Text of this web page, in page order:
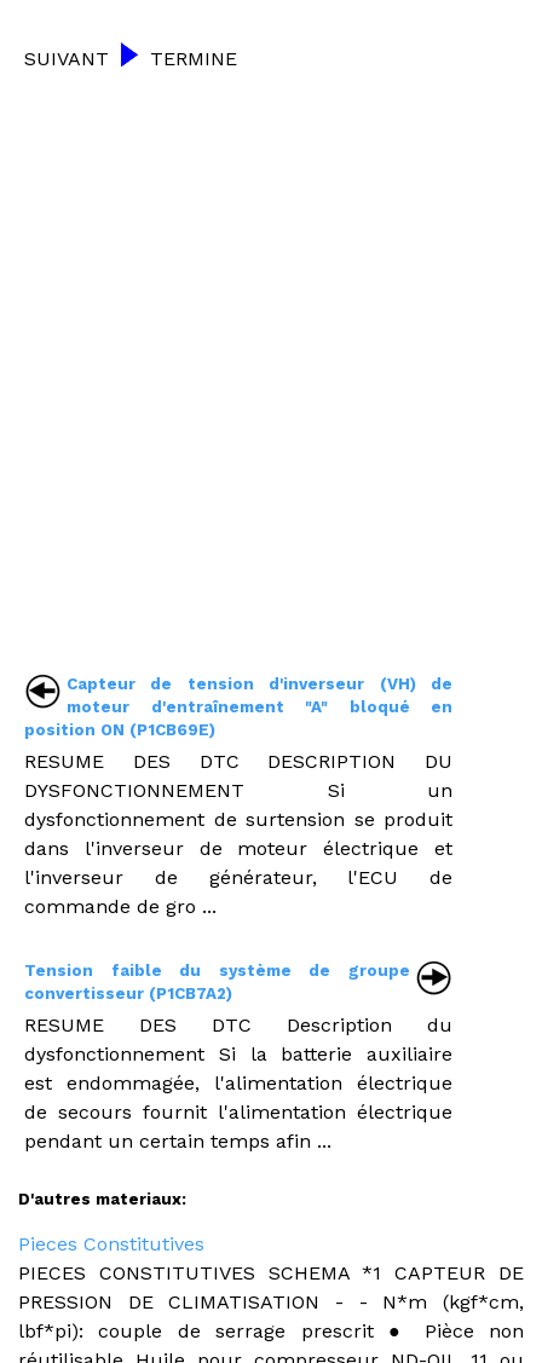
SUIVANT TERMINE
Capteur de tension d'inverseur (VH) de
moteur d'entraînement "A" bloqué en
position ON (P1CB69E)
RESUME DES DTC DESCRIPTION DU
DYSFONCTIONNEMENT Si un
dysfonctionnement de surtension se produit
dans l'inverseur de moteur électrique et
l'inverseur de générateur, l'ECU de
commande de gro ...
Tension faible du système de groupe
convertisseur (P1CB7A2)
RESUME DES DTC Description du
dysfonctionnement Si la batterie auxiliaire
est endommagée, l'alimentation électrique
de secours fournit l'alimentation électrique
pendant un certain temps afin ...
D'autres materiaux:
Pieces Constitutives
PIECES CONSTITUTIVES SCHEMA *1 CAPTEUR DE
PRESSION DE CLIMATISATION - - N*m (kgf*cm,
lbf*pi): couple de serrage prescrit ● Pièce non